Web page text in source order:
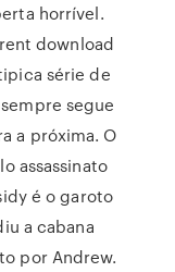
horrível.
download
série de
segue
a próxima. O
assassinato
é o garoto
a cabana
por Andrew.